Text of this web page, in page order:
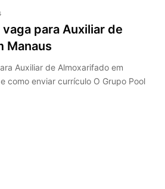
para Auxiliar de
Manaus
Auxiliar de Almoxarifado em
como enviar currículo O Grupo Pool